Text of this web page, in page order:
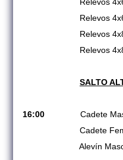
Relevos 4x60 m
Relevos 4x60 m
Relevos 4x80 m
Relevos 4x80 m
SALTO
16:00 Cadete
Cadete
Alevín